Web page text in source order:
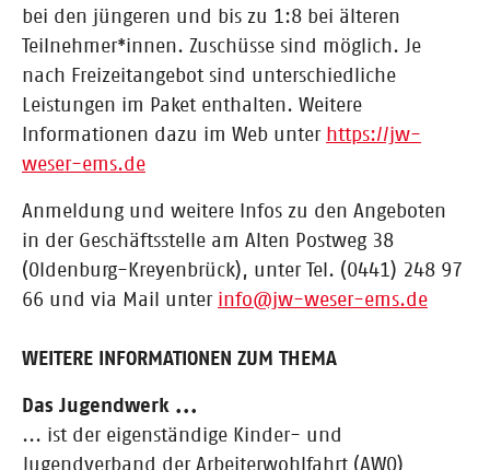
bei den jüngeren und bis zu 1:8 bei älteren
Teilnehmer*innen. Zuschüsse sind möglich. Je
nach Freizeitangebot sind unterschiedliche
Leistungen im Paket enthalten. Weitere
Informationen dazu im Web unter https://jw-
weser-ems.de
Anmeldung und weitere Infos zu den Angeboten
in der Geschäftsstelle am Alten Postweg 38
(Oldenburg-Kreyenbrück), unter Tel. (0441) 248 97
66 und via Mail unter info@jw-weser-ems.de
WEITERE INFORMATIONEN ZUM THEMA
Das Jugendwerk ...
... ist der eigenständige Kinder- und
Jugendverband der Arbeiterwohlfahrt (AWO)